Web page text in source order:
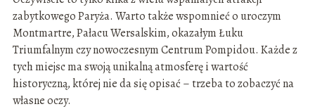
zabytkowego Paryża. Warto także wspomnieć o uroczym
Montmartre, Pałacu Wersalskim, okazałym Łuku
Triumfalnym czy nowoczesnym Centrum Pompidou. Każde z
tych miejsc ma swoją unikalną atmosferę i wartość
historyczną, której nie da się opisać – trzeba to zobaczyć na
własne oczy.